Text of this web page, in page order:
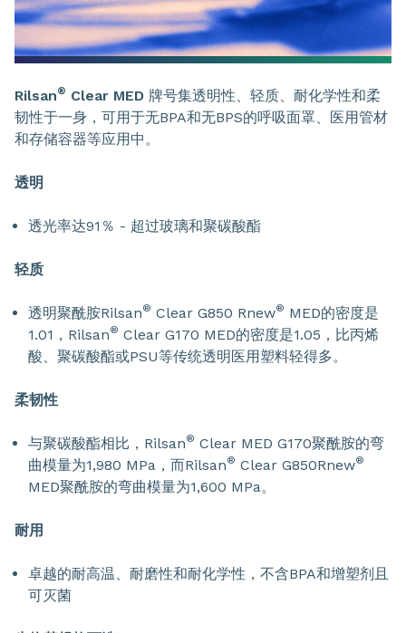
Rilsan® Clear MED 牌号集透明性、轻质、耐化学性和柔
韧性于一身，可用于无BPA和无BPS的呼吸面罩、医用管材
和存储容器等应用中。
透明
透光率达91％ - 超过玻璃和聚碳酸酯
轻质
透明聚酰胺Rilsan® Clear G850 Rnew® MED的密度是
1.01，Rilsan® Clear G170 MED的密度是1.05，比丙烯
酸、聚碳酸酯或PSU等传统透明医用塑料轻得多。
柔韧性
与聚碳酸酯相比，Rilsan® Clear MED G170聚酰胺的弯
曲模量为1,980 MPa，而Rilsan® Clear G850Rnew®
MED聚酰胺的弯曲模量为1,600 MPa。
耐用
卓越的耐高温、耐磨性和耐化学性，不含BPA和增塑剂且
可灭菌